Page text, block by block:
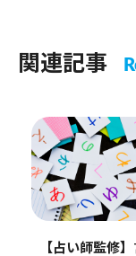
関連記事
【占い師監修